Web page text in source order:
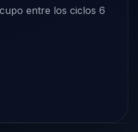
entre los ciclos 6